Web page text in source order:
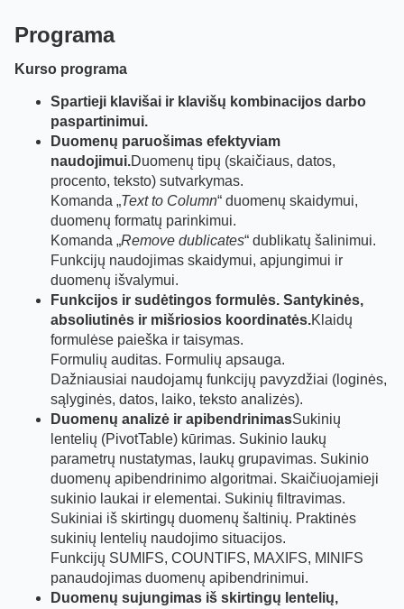
Programa
Kurso programa
Spartieji klavišai ir klavišų kombinacijos darbo
paspartinimui.
Duomenų paruošimas efektyviam
naudojimui.Duomenų tipų (skaičiaus, datos,
procento, teksto) sutvarkymas.
Komanda „Text to Column“ duomenų skaidymui,
duomenų formatų parinkimui.
Komanda „Remove dublicates“ dublikatų šalinimui.
Funkcijų naudojimas skaidymui, apjungimui ir
duomenų išvalymui.
Funkcijos ir sudėtingos formulės. Santykinės,
absoliutinės ir mišriosios koordinatės.Klaidų
formulėse paieška ir taisymas.
Formulių auditas. Formulių apsauga.
Dažniausiai naudojamų funkcijų pavyzdžiai (loginės,
sąlyginės, datos, laiko, teksto analizės).
Duomenų analizė ir apibendrinimasSukinių
lentelių (PivotTable) kūrimas. Sukinio laukų
parametrų nustatymas, laukų grupavimas. Sukinio
duomenų apibendrinimo algoritmai. Skaičiuojamieji
sukinio laukai ir elementai. Sukinių filtravimas.
Sukiniai iš skirtingų duomenų šaltinių. Praktinės
sukinių lentelių naudojimo situacijos.
Funkcijų SUMIFS, COUNTIFS, MAXIFS, MINIFS
panaudojimas duomenų apibendrinimui.
Duomenų sujungimas iš skirtingų lentelių,